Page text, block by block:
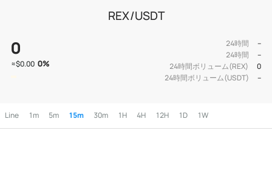
REX/USDT
0
≈$0.00 0%
24時間
--
24時間
--
24時間ボリューム(REX)
0
24時間ボリューム(USDT)
--
Line 1m 5m 15m 30m 1H 4H 12H 1D 1W